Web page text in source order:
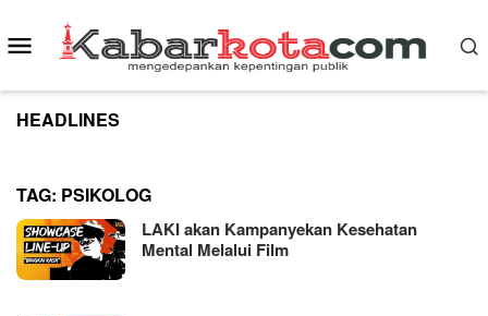
to
content
Mobile
Menu
HEADLINES
TAG: PSIKOLOG
LAKI akan Kampanyekan Kesehatan
Mental Melalui Film